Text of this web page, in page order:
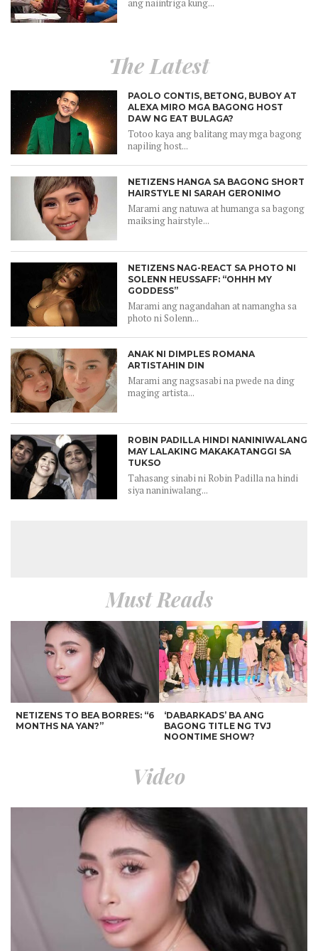
ang naiintriga kung...
The Latest
PAOLO CONTIS, BETONG, BUBOY AT
ALEXA MIRO MGA BAGONG HOST
DAW NG EAT BULAGA?
Totoo kaya ang balitang may mga bagong
napiling host...
NETIZENS HANGA SA BAGONG SHORT
HAIRSTYLE NI SARAH GERONIMO
Marami ang natuwa at humanga sa bagong
maiksing hairstyle...
NETIZENS NAG-REACT SA PHOTO NI
SOLENN HEUSSAFF: “OHHH MY
GODDESS”
Marami ang nagandahan at namangha sa
photo ni Solenn...
ANAK NI DIMPLES ROMANA
ARTISTAHIN DIN
Marami ang nagsasabi na pwede na ding
maging artista...
ROBIN PADILLA HINDI NANINIWALANG
MAY LALAKING MAKAKATANGGI SA
TUKSO
Tahasang sinabi ni Robin Padilla na hindi
siya naniniwalang...
Must Reads
NETIZENS TO BEA BORRES: “6
MONTHS NA YAN?”
‘DABARKADS’ BA ANG
BAGONG TITLE NG TVJ
NOONTIME SHOW?
ELIAS MAY FATHER’S DAY
GIFT KAY JOHN LLOYD CRUZ
SA ISANG EMOSYONAL NA
JOHN LLOYD CRUZ
MAGIGING ‘KAPUSO’ NA NGA
BA?
Video